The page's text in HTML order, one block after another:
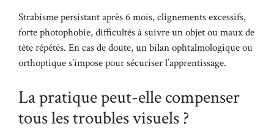
Strabisme persistant après 6 mois, clignements excessifs,
forte photophobie, difficultés à suivre un objet ou maux de
tête répétés. En cas de doute, un bilan ophtalmologique ou
orthoptique s’impose pour sécuriser l’apprentissage.
La pratique peut-elle compenser
tous les troubles visuels ?